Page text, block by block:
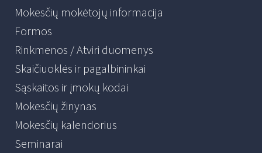
Mokesčių mokėtojų informacija
Formos
Rinkmenos / Atviri duomenys
Skaičiuoklės ir pagalbininkai
Sąskaitos ir įmokų kodai
Mokesčių žinynas
Mokesčių kalendorius
Seminarai